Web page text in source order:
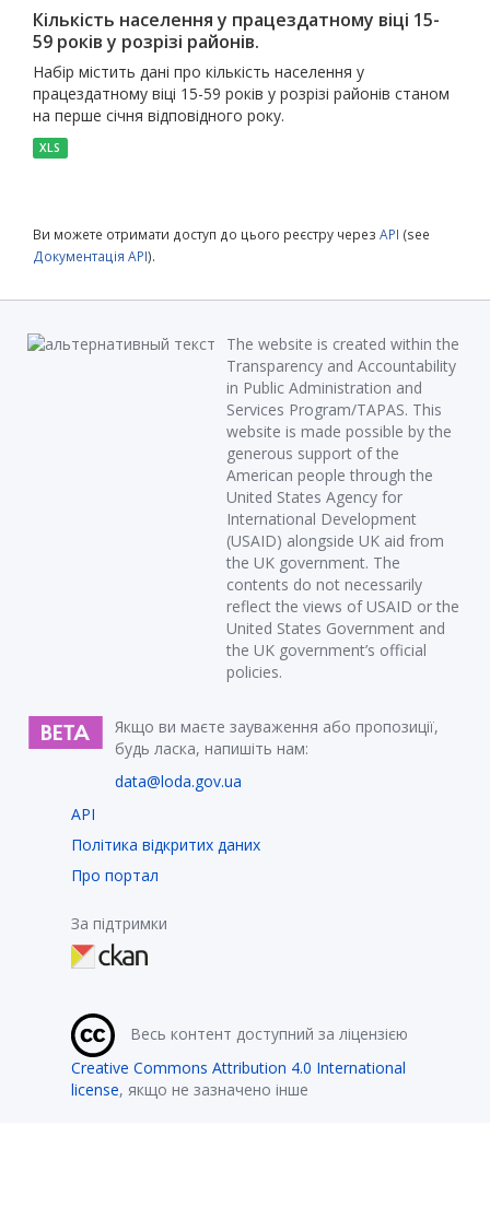
Кількість населення у працездатному віці 15-
59 років у розрізі районів.
Набір містить дані про кількість населення у
працездатному віці 15-59 років у розрізі районів станом
на перше січня відповідного року.
XLS
Ви можете отримати доступ до цього реєстру через API (see
Документація API).
The website is created within the
Transparency and Accountability
in Public Administration and
Services Program/TAPAS. This
website is made possible by the
generous support of the
American people through the
United States Agency for
International Development
(USAID) alongside UK aid from
the UK government. The
contents do not necessarily
reflect the views of USAID or the
United States Government and
the UK government’s official
policies.
Якщо ви маєте зауваження або пропозиції,
будь ласка, напишіть нам:
data@loda.gov.ua
API
Політика відкритих даних
Про портал
За підтримки
Весь контент доступний за ліцензією
Creative Commons Attribution 4.0 International
license, якщо не зазначено інше